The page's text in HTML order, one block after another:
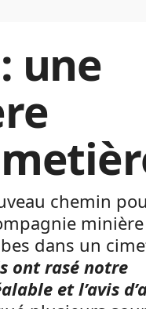
une
chemin
minière
dans un
ont rasé notre
et l’avis